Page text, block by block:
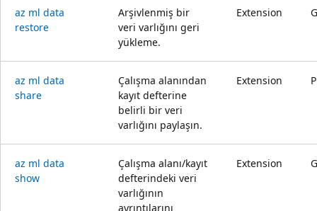
az ml data
restore
Arşivlenmiş bir
veri varlığını geri
yükleme.
Extension
az ml data
share
Çalışma alanından
kayıt defterine
belirli bir veri
varlığını paylaşın.
Extension
az ml data
show
Çalışma alanı/kayıt
defterindeki veri
varlığının
ayrıntılarını
Extension